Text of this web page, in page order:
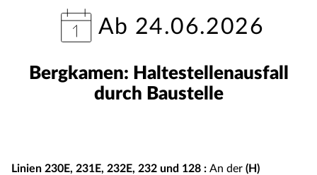
Ab 24.06.2026
Bergkamen: Haltestellenausfall
durch Baustelle
Linien 230E, 231E, 232E, 232 und 128 : An der (H)